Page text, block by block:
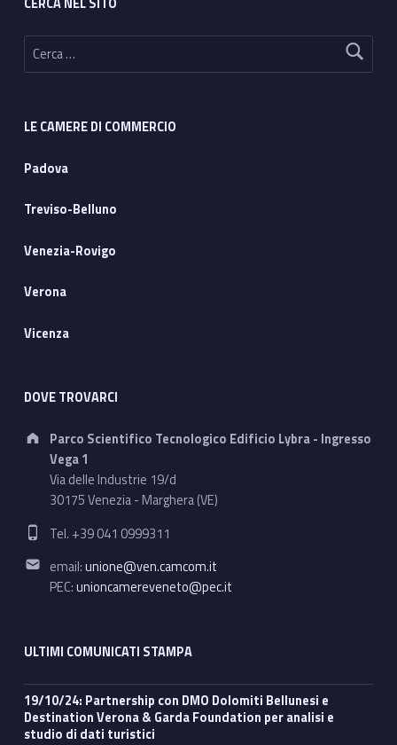
Ricerca per:
LE CAMERE DI COMMERCIO
Padova
Treviso-Belluno
Venezia-Rovigo
Verona
Vicenza
DOVE TROVARCI
Address:
Parco Scientifico Tecnologico Edificio Lybra - Ingresso
Vega 1
Via delle Industrie 19/d
30175 Venezia - Marghera (VE)
Phone number:
Tel. +39 041 0999311
Email address:
email:unione@ven.camcom.it
PEC:unioncamereveneto@pec.it
ULTIMI COMUNICATI STAMPA
19/10/24: Partnership con DMO Dolomiti Bellunesi e
Destination Verona & Garda Foundation per analisi e
studio di dati turistici